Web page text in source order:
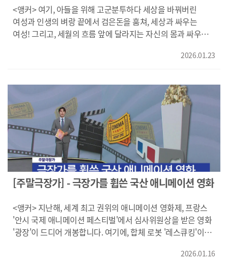
숨, 새로운 인생을 찾게 됩니다. {전부 네 손 안에 있어/사람들은
늘 묻죠/소설 속 이야기가 진짜 일어난 일이냐고/글쎄요}
여성의 상처와 아픔, 극복을 담은 대서사시, 영화 <물의 연대기
불능이 된 '벤'의 광기 어린 폭주 속에서 필사의 생존을
시작하는데요. {가!/911입니다 무슨일이신가요?/경찰 좀
보내주세요/여보세요?/저를 찾아냈어요} 반려 침팬지의 습격,
영화 <프라이메이트>였습니다. ---- {44번가 9번, 10번 사이요/
폰 안 보고 있으니 좋네요/집이 뉴욕인 거죠? 그걸 어떻게
알아요?/일상처럼 차에 타서는/주소도 교차로로 말했잖아요/
미터기도 신경 안 쓰는 건/JFK공항은 정액 요금인 걸 아는
거지/인상적인데요} 뉴욕 JFK 공항에서 집으로 향하는 택시
안, 승객인 '그녀'와 택시 기사 '클라크'는 가벼운 대화를 나누기
시작하는데요. 교통 체증으로 인해 예상치 못하게 긴 시간
택시에 머물게 된 두 사람. 대화는 점점 서로의 인생에 대해
중요한 이야기로 바뀌어 가는데요. {이름 대봐요/날 안 할래요/
말 못 하는 건 그가 유부남이거나/손님이 유부녀인 거죠?/
<앵커> 여기, 아들을 위해 고군분투하다 세상을 바꿔버린
여성과 인생의 벼랑 끝에서 검은돈을 훔쳐, 세상과 싸우는
여성! 그리고, 세월의 흐름 앞에 달라지는 자신의 몸과 싸우는
짜리가 무슨 당뇨에 걸려?/현재로선 당뇨는 완치가 가능한
질병이 아닙니다} {" 하루 최소 7번 이상이라고 생각하시면
돼요/동명아 엄마야/아픈 거 절대 창피한 거 아니야, 알겠지?/
하루에 수십 번씩 피를 뽑을 필요가 없다는 거예요} 워킹맘
'미라'는 초등학생 아들 '동명'이 갑작스럽게 1형 당뇨 판정을
받으면서 일상의 균형을 잃어버립니다. 하루에도 여러 번 피를
뽑아야 하는 아들의 고통을 줄이기 위해 해외에서 의료기기를
직접 들여오고, 자신과 같은 환우 가족들을 위해 도움을 주기
시작하는데요. 하지만! {00:54" 인천세관에서 /너 출석하래/
보장하라! 보장하라!/법을 어겼다는 게 중요하죠} 무허가
의료기기 수입 및 제조 혐의로 검찰 조사를 받게 되고 아이의
생명을 지키려는 선택이, 엄마를 법의 심판대에 오르게 합니다.
2026.01.23
[주말극장가] - 극장가를 휩쓴 국산 애니메이션 영화
<앵커> 지난해, 세계 최고 권위의 애니메이션 영화제, 프랑스
'안시 국제 애니메이션 페스티벌'에서 심사위원상을 받은 영화
'광장'이 드디어 개봉합니다. 여기에, 합체 로봇 '레스큐킹'이
받아온 '신비아파트'도 극장에서 만나볼 수 있는데요. 추운2026.01.16